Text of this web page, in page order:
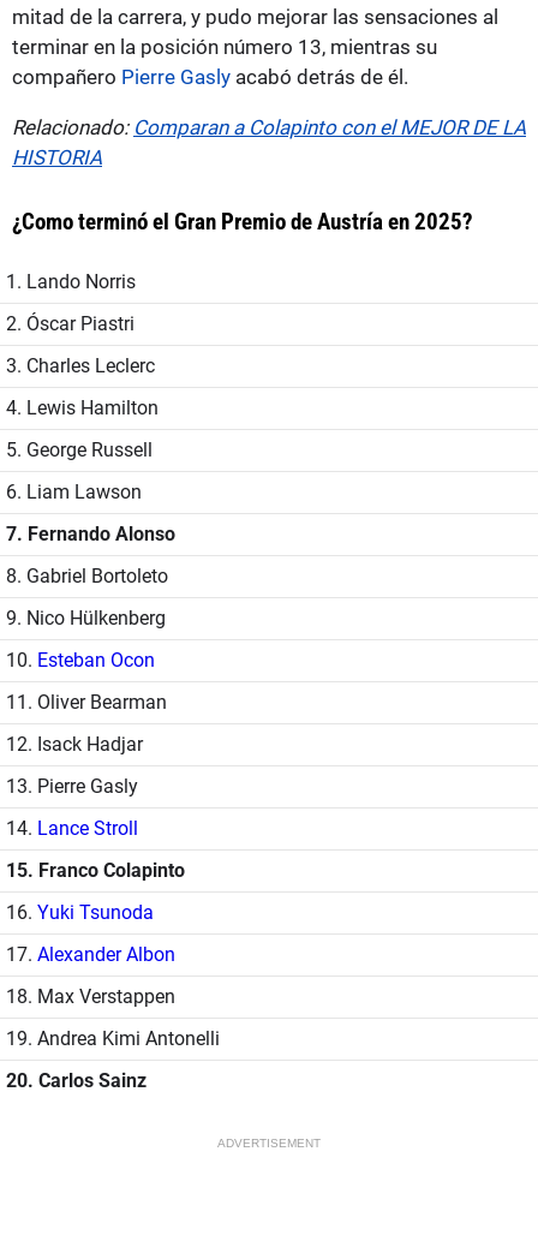
mitad de la carrera, y pudo mejorar las sensaciones al
terminar en la posición número 13, mientras su
compañero Pierre Gasly acabó detrás de él.
Relacionado: Comparan a Colapinto con el MEJOR DE LA
HISTORIA
¿Como terminó el Gran Premio de Austría en 2025?
1. Lando Norris
2. Óscar Piastri
3. Charles Leclerc
4. Lewis Hamilton
5. George Russell
6. Liam Lawson
7. Fernando Alonso
8. Gabriel Bortoleto
9. Nico Hülkenberg
10. Esteban Ocon
11. Oliver Bearman
12. Isack Hadjar
13. Pierre Gasly
14. Lance Stroll
15. Franco Colapinto
16. Yuki Tsunoda
17. Alexander Albon
18. Max Verstappen
19. Andrea Kimi Antonelli
20. Carlos Sainz
ADVERTISEMENT